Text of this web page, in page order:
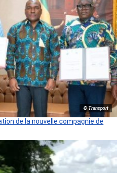
© Transport
de la nouvelle compagnie de